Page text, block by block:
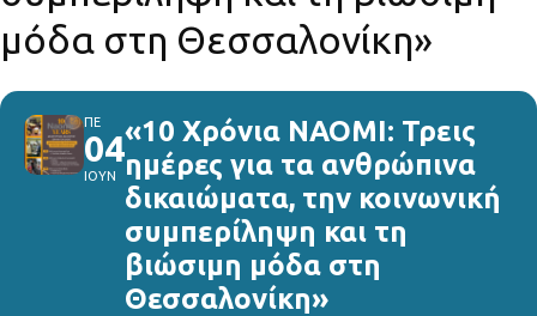
μόδα στη Θεσσαλονίκη»
ΠΕ
04
ΙΟΥΝ
«10 Χρόνια NAOMI: Τρεις
ημέρες για τα ανθρώπινα
δικαιώματα, την κοινωνική
συμπερίληψη και τη
βιώσιμη μόδα στη
Θεσσαλονίκη»